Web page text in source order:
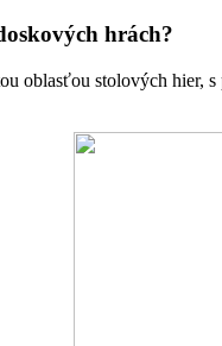
hrách?
oblasťou stolových hier,